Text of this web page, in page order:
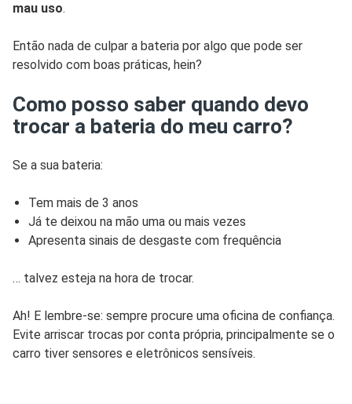
mau uso.
Então nada de culpar a bateria por algo que pode ser
resolvido com boas práticas, hein?
Como posso saber quando devo
trocar a bateria do meu carro?
Se a sua bateria:
Tem mais de 3 anos
Já te deixou na mão uma ou mais vezes
Apresenta sinais de desgaste com frequência
… talvez esteja na hora de trocar.
Ah! E lembre-se: sempre procure uma oficina de confiança.
Evite arriscar trocas por conta própria, principalmente se o
carro tiver sensores e eletrônicos sensíveis.